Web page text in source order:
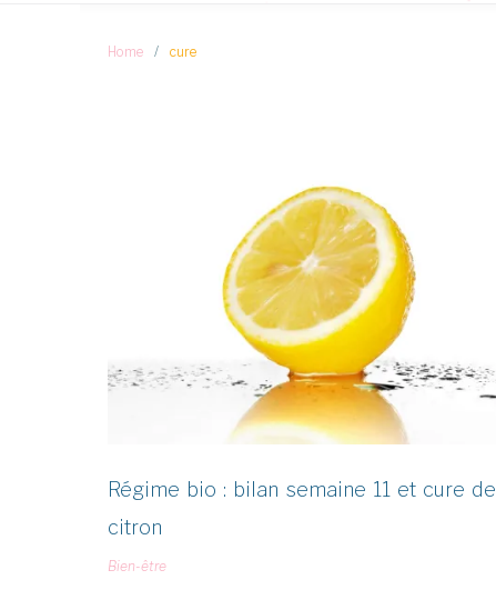
Home / cure
Régime bio : bilan semaine 11 et cure de
citron
Bien-être